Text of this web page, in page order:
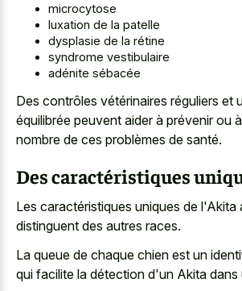
microcytose
luxation de la patelle
dysplasie de la rétine
syndrome vestibulaire
adénite sébacée
Des contrôles vétérinaires réguliers et
équilibrée peuvent aider à prévenir ou
nombre de ces problèmes de santé.
Des caractéristiques
Les caractéristiques uniques de l'Akita
distinguent des autres races.
La queue de chaque chien est un
qui facilite la détection d'un Akita dans